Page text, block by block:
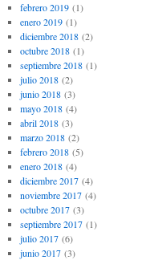
febrero 2019(1)
enero 2019(1)
diciembre 2018(2)
octubre 2018(1)
septiembre 2018(1)
julio 2018(2)
junio 2018(3)
mayo 2018(4)
abril 2018(3)
marzo 2018(2)
febrero 2018(5)
enero 2018(4)
diciembre 2017(4)
noviembre 2017(4)
octubre 2017(3)
septiembre 2017(1)
julio 2017(6)
junio 2017(3)